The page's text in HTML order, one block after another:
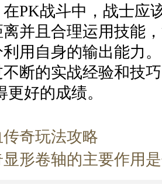
PK战斗中，战士应
并且合理运用技能
用自身的输出能力
断的实战经验和技
好的成绩。
奇玩法攻略
形卷轴的主要作用